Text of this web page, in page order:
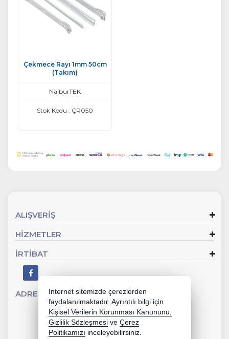
Çekmece Rayı 1mm 50cm
(Takım)
NalburTEK
Stok Kodu : ÇR050
ALIŞVERİŞ
HİZMETLER
İRTİBAT
ADRES Sevgi Mahallesi 902 Sk No:2 Gaziemir - İZMİR
İnternet sitemizde çerezlerden
faydalanılmaktadır. Ayrıntılı bilgi için
Kişisel Verilerin Korunması Kanununu,
Gizlilik Sözleşmesi ve Çerez
Politikamızı inceleyebilirsiniz.